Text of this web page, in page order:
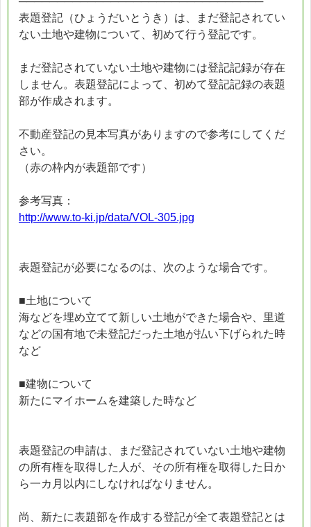
表題登記（ひょうだいとうき）は、まだ登記されてい
ない土地や建物について、初めて行う登記です。
まだ登記されていない土地や建物には登記記録が存在
しません。表題登記によって、初めて登記記録の表題
部が作成されます。
不動産登記の見本写真がありますので参考にしてくだ
さい。
（赤の枠内が表題部です）
参考写真：
http://www.to-ki.jp/data/VOL-305.jpg
表題登記が必要になるのは、次のような場合です。
■土地について
海などを埋め立てて新しい土地ができた場合や、里道
などの国有地で未登記だった土地が払い下げられた時
など
■建物について
新たにマイホームを建築した時など
表題登記の申請は、まだ登記されていない土地や建物
の所有権を取得した人が、その所有権を取得した日か
ら一カ月以内にしなければなりません。
尚、新たに表題部を作成する登記が全て表題登記とは